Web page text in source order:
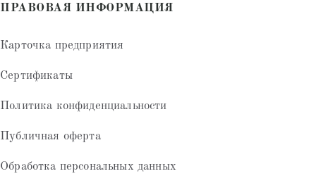
ПРАВОВАЯ ИНФОРМАЦИЯ
Карточка предприятия
Сертификаты
Политика конфиденциальности
Публичная оферта
Обработка персональных данных